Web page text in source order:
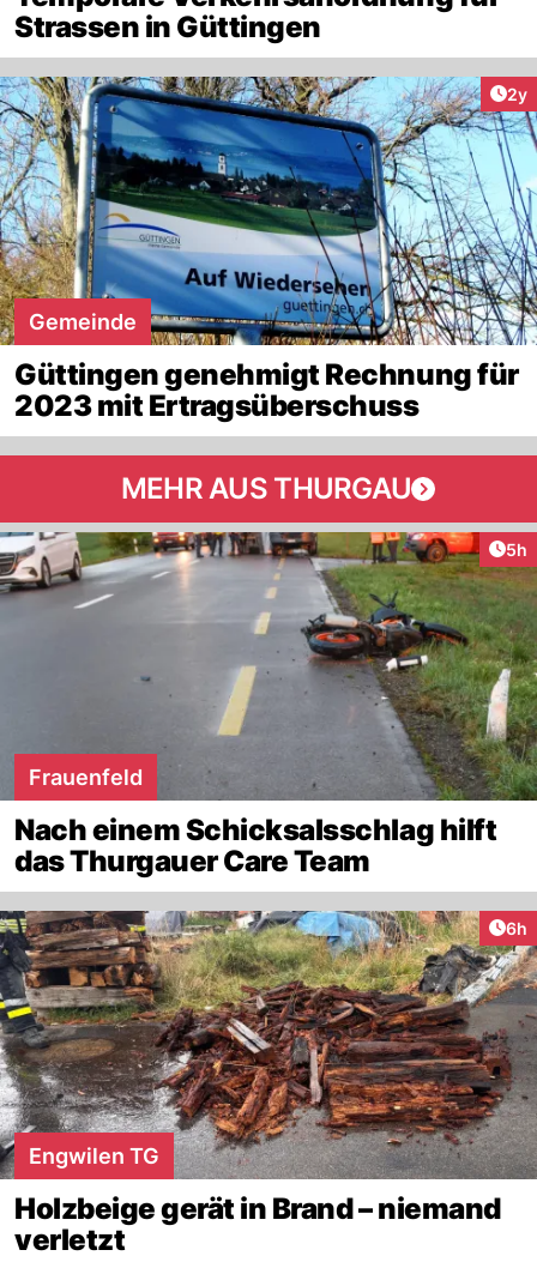
Strassen in Güttingen
2y
Gemeinde
Güttingen genehmigt Rechnung für
2023 mit Ertragsüberschuss
MEHR AUS THURGAU
5h
Frauenfeld
Nach einem Schicksalsschlag hilft
das Thurgauer Care Team
6h
Engwilen TG
Holzbeige gerät in Brand – niemand
verletzt